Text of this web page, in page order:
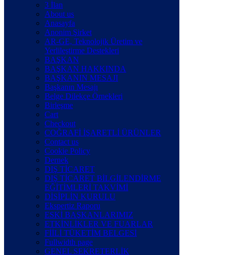
3 İlan
About us
Anasayfa
Anonim Şirket
AR-GE, Teknolojik Üretim ve
Yerlileştirme Destekleri
BAŞKAN
BAŞKAN HAKKINDA
BAŞKANIN MESAJI
Başkanın Mesajı
Belge Dilekçe Örnekleri
Birleşme
Cart
Checkout
COĞRAFİ İŞARETLİ ÜRÜNLER
Contact us
Cookie Policy
Dernek
DIŞ TİCARET
DIŞ TİCARET BİLGİLENDİRME
EĞİTİMLERİ TAKVİMİ
DİSİPLİN KURULU
Ekspertiz Raporu
ESKİ BAŞKANLARIMIZ
ETKİNLİKLER VE FUARLAR
FİİLİ TÜKETİM BELGESİ
Fullwidth page
GENEL SEKRETERLİK